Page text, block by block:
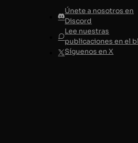
Únete a nosotros en
Discord
Lee nuestras
publicaciones en el
Síguenos en X